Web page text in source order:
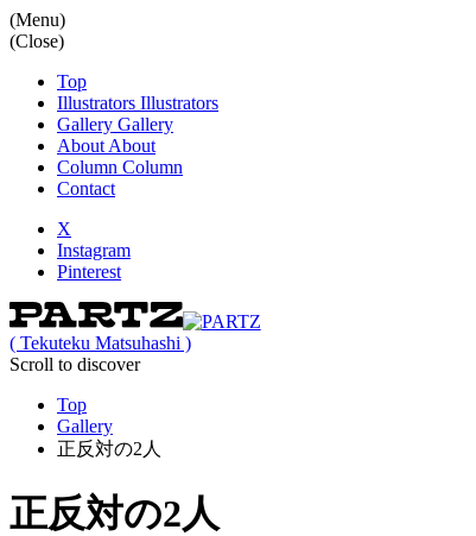
(Menu)
(Close)
Top
Illustrators Illustrators
Gallery Gallery
About About
Column Column
Contact
X
Instagram
Pinterest
( Tekuteku Matsuhashi )
Scroll to discover
Top
Gallery
正反対の2人
正反対の2人